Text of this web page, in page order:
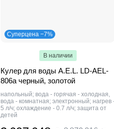
Суперцена −7%
В наличии
Кулер для воды A.E.L. LD-AEL-
806a черный, золотой
напольный; вода - горячая - холодная,
вода - комнатная; электронный; нагрев
5 л/ч; охлаждение - 0.7 л/ч; защита от
детей